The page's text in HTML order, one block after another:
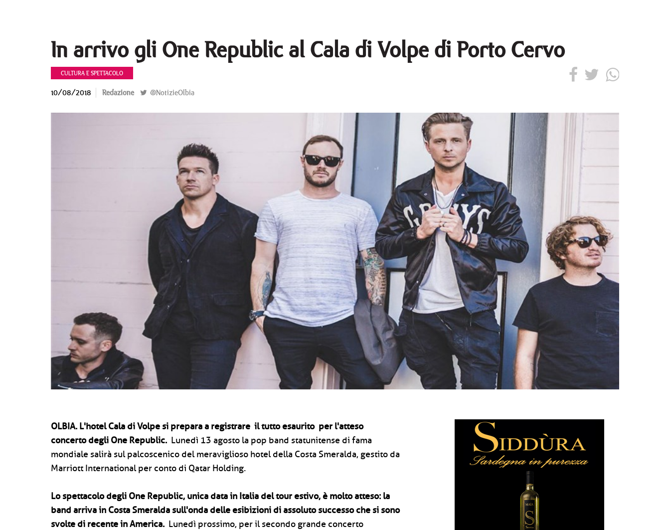
In arrivo gli One Republic al Cala di Volpe di Porto Cervo
CULTURA E SPETTACOLO
10/08/2018 Redazione @NotizieOlbia
OLBIA. L'hotel Cala di Volpe si prepara a registrare il tutto esaurito per l'atteso
concerto degli One Republic. Lunedì 13 agosto la pop band statunitense di fama
mondiale salirà sul palcoscenico del meraviglioso hotel della Costa Smeralda, gestito da
Marriott International per conto di Qatar Holding.
Lo spettacolo degli One Republic, unica data in Italia del tour estivo, è molto atteso: la
band arriva in Costa Smeralda sull'onda delle esibizioni di assoluto successo che si sono
svolte di recente in America. Lunedì prossimo, per il secondo grande concerto